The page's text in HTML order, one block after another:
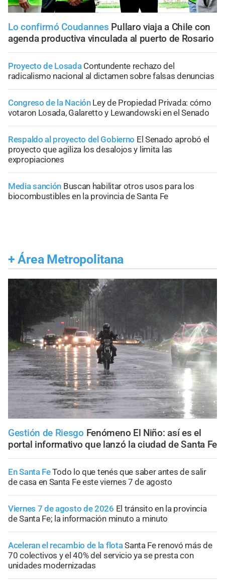
Lo confirmó Coudannes Pullaro viaja a Chile con
agenda productiva vinculada al puerto de Rosario
Proyecto de Losada Contundente rechazo del
radicalismo nacional al dictamen sobre falsas denuncias
Congreso de la Nación Ley de Propiedad Privada: cómo
votaron Losada, Galaretto y Lewandowski en el Senado
Respaldo al proyecto del Gobierno El Senado aprobó el
proyecto que agiliza los desalojos y limita las
expropiaciones
Media sanción Buscan habilitar otros usos para los
biocombustibles en la provincia de Santa Fe
+ Área Metropolitana
Gestión de Riesgo Fenómeno El Niño: así es el
portal informativo que lanzó la ciudad de Santa Fe
En Santa FeTodo lo que tenés que saber antes de salir
de casa en Santa Fe este viernes 7 de agosto
Viernes 7 de agosto de 2026 El tránsito en la provincia
de Santa Fe; la información minuto a minuto
Aceleran el recambio de la flotaSanta Fe renovó más de
70 colectivos y el 40% del servicio ya se presta con
unidades modernizadas